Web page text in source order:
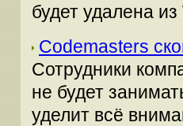
будет удалена
Codemasters
Сотрудники
не будет
уделит всё